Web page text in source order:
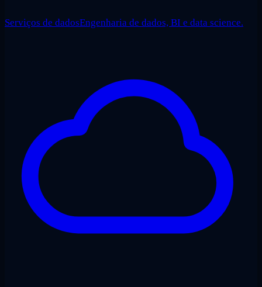
Serviços de dadosEngenharia de dados, BI e data science.